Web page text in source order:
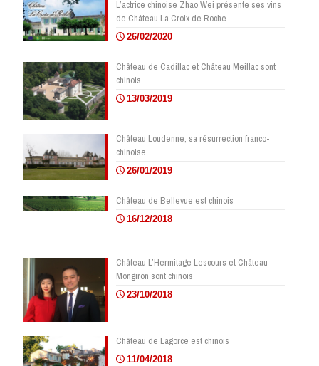
L’actrice chinoise Zhao Wei présente ses vins
de Château La Croix de Roche
26/02/2020
Château de Cadillac et Château Meillac sont
chinois
13/03/2019
Château Loudenne, sa résurrection franco-
chinoise
26/01/2019
Château de Bellevue est chinois
16/12/2018
Château L’Hermitage Lescours et Château
Mongiron sont chinois
23/10/2018
Château de Lagorce est chinois
11/04/2018